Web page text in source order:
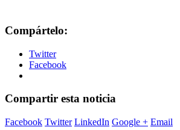
Compártelo:
Twitter
Facebook
Compartir esta noticia
Facebook Twitter LinkedIn Google + Email